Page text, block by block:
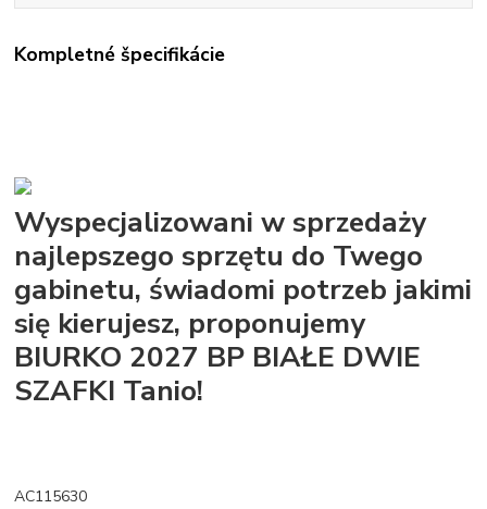
Kompletné špecifikácie
Wyspecjalizowani w sprzedaży
najlepszego sprzętu do Twego
gabinetu, świadomi potrzeb jakimi
się kierujesz, proponujemy
BIURKO 2027 BP BIAŁE DWIE
SZAFKI Tanio!
AC115630